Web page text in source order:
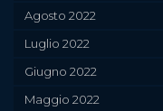
Agosto 2022
Luglio 2022
Giugno 2022
Maggio 2022